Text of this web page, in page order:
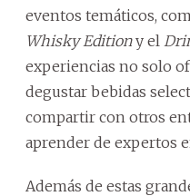
eventos temáticos,
Whisky Editiony el
experiencias no solo
degustar bebidas
compartir con otros
aprender de expertos
Además de estas